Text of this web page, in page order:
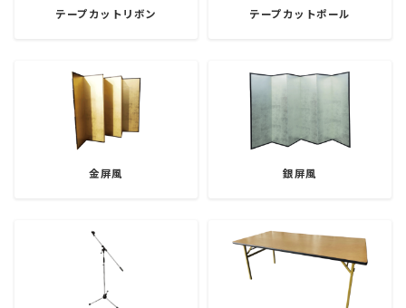
テープカットリボン テープカットポール
金屏風 銀屏風